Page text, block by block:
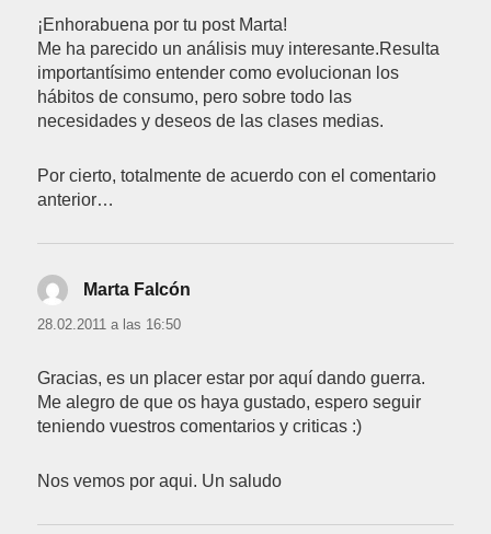
¡Enhorabuena por tu post Marta!
Me ha parecido un análisis muy interesante.Resulta
importantísimo entender como evolucionan los
hábitos de consumo, pero sobre todo las
necesidades y deseos de las clases medias.
Por cierto, totalmente de acuerdo con el comentario
anterior…
Marta Falcón
28.02.2011 a las 16:50
Gracias, es un placer estar por aquí dando guerra.
Me alegro de que os haya gustado, espero seguir
teniendo vuestros comentarios y criticas :)
Nos vemos por aqui. Un saludo